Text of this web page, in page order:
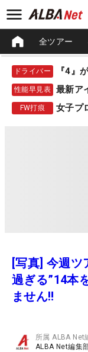
全ツアー
ドライバー
性能早見表 最新ア
FW打痕 女子プ
[写真] 今週ツ
過ぎる”14本
ません‼
所属ALBA Net
ALBA Net編集